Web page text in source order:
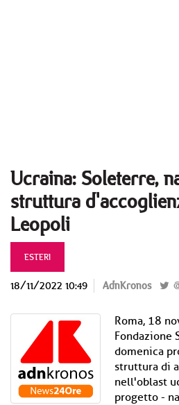
Ucraina: Soleterre,
struttura
Leopoli
ESTERI
18/11/2022 10:49 AdnKronos
Roma, 18
Fondazione
domenica
struttura di
nell'oblast
progetto -